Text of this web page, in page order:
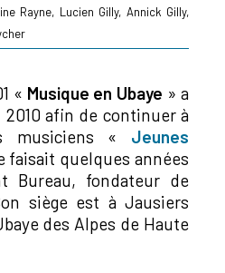
Rayne, Lucien Gilly, Annick Gilly,
« Musique en Ubaye » a
afin de continuer à
musiciens « Jeunes
faisait quelques années
Bureau, fondateur de
siège est à Jausiers
des Alpes de Haute